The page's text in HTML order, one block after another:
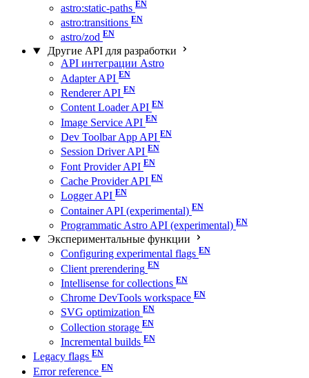
astro:static-paths
astro:transitions
astro/zod
Другие API для разработки
API интеграции Astro
Adapter API
Renderer API
Content Loader API
Image Service API
Dev Toolbar App API
Session Driver API
Font Provider API
Cache Provider API
Logger API
Container API (experimental)
Programmatic Astro API (experimental)
Экспериментальные функции
Configuring experimental flags
Client prerendering
Intellisense for collections
Chrome DevTools workspace
SVG optimization
Collection storage
Incremental builds
Legacy flags
Error reference